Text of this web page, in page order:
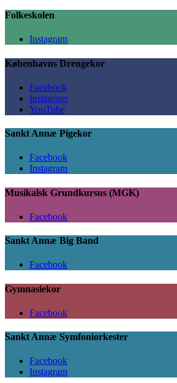
Folkeskolen
Instagram
Københavns Drengekor
Facebook
Instagram
YouTube
Sankt Annæ Pigekor
Facebook
Instagram
Musikalsk Grundkursus (MGK)
Facebook
Sankt Annæ Big Band
Facebook
Gymnasiekor
Facebook
Sankt Annæ Symfoniorkester
Facebook
Instagram